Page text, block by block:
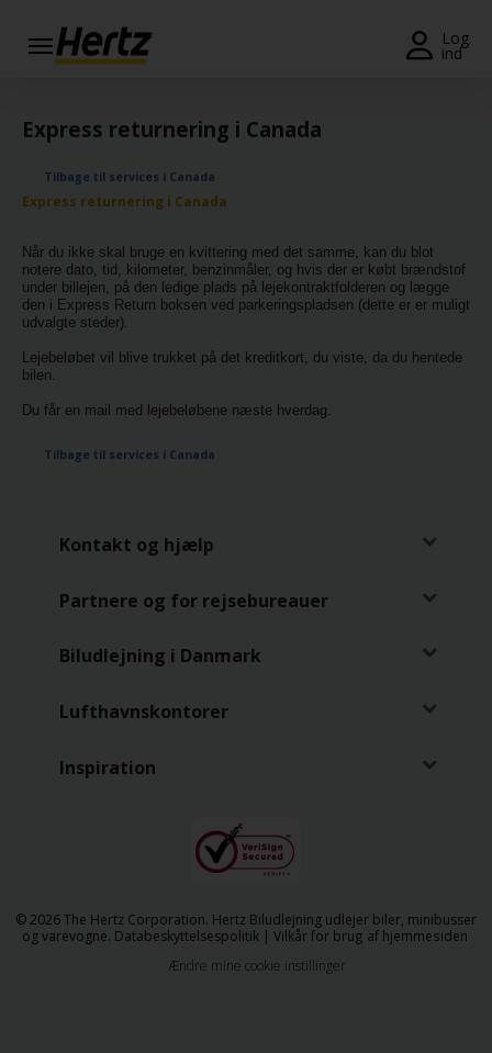
Log
ind
Menu
en
bil
Minilease
Kontorer
Tilbud
Join /
Gold
Billeje
Minilease
Varevogne
Tilbud
Udlandsdansker
Express returnering i Canada
Tilbage til services i Canada
Express returnering i Canada
Når du ikke skal bruge en kvittering med det samme, kan du blot
notere dato, tid, kilometer, benzinmåler, og hvis der er købt brændstof
under billejen, på den ledige plads på lejekontraktfolderen og lægge
den i Express Return boksen ved parkeringspladsen (dette er er muligt
udvalgte steder).
Lejebeløbet vil blive trukket på det kreditkort, du viste, da du hentede
bilen.
Du får en mail med lejebeløbene næste hverdag.
Tilbage til services i Canada
Kontakt og hjælp
Partnere og for rejsebureauer
Biludlejning i Danmark
Lufthavnskontorer
Inspiration
© 2026 The Hertz Corporation. Hertz Biludlejning udlejer biler, minibusser
og varevogne. Databeskyttelsespolitik | Vilkår for brug af hjemmesiden
Ændre mine cookie instillinger